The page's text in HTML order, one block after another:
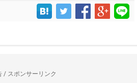
/ スポンサーリンク